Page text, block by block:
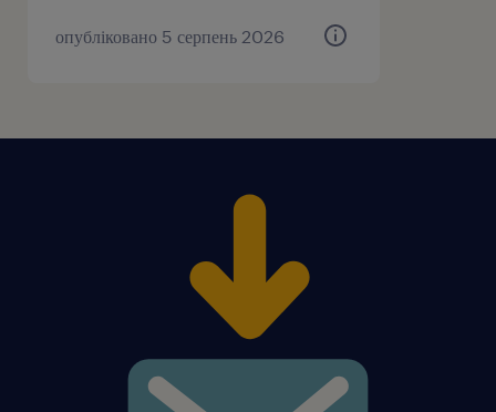
опубліковано 5 серпень 2026